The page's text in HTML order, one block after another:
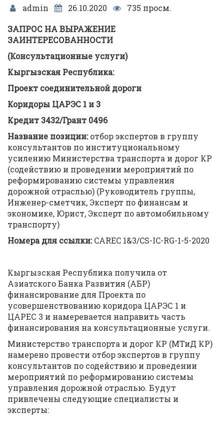
admin 26.10.2020
735 просм.
ЗАПРОС НА ВЫРАЖЕНИЕ
ЗАИНТЕРЕСОВАННОСТИ
(Консультационные услуги)
Кыргызская Республика:
Проект соединительной дороги
Коридоры ЦАРЭС 1 и 3
Кредит 3432/Грант 0496
Название позиции:отбор экспертов в группу
консультантов по институциональному
усилению Министерства транспорта и дорог КР
(содействию и проведении мероприятий по
реформированию системы управления
дорожной отраслью) (Руководитель группы,
Инженер-сметчик, Эксперт по финансам и
экономике, Юрист, Эксперт по автомобильному
транспорту)
Номера для ссылки:CAREC 1&3/CS-IC-RG-1-5-2020
Кыргызская Республика получила от
Азиатского Банка Развития (АБР)
финансирование для Проекта по
усовершенствованию коридора ЦАРЭС 1 и
ЦАРЕС 3 и намеревается направить часть
финансирования на консультационные услуги.
Министерство транспорта и дорог КР (МТиД КР)
намерено провести отбор экспертов в группу
консультантов по содействию и проведении
мероприятий по реформированию системы
управления дорожной отраслью. Будут
привлечены следующие специалисты и
эксперты: